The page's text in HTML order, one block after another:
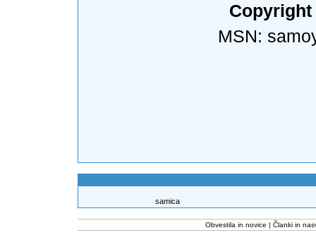
MSN:
samica
Obvestila in novice Članki in